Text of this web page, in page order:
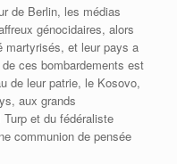
de Berlin, les médias
génocidaires, alors
martyrisés, et leur pays a
ces bombardements est
de leur patrie, le Kosovo,
aux grands
et du fédéraliste
communion de pensée